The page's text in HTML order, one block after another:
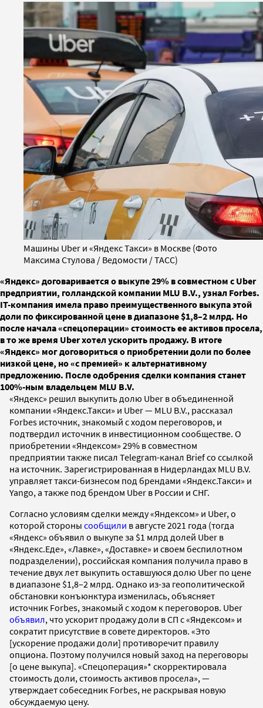
Машины Uber и «Яндекс Такси» в Москве (Фото
Максима Стулова / Ведомости / ТАСС)
«Яндекс» договаривается о выкупе 29% в совместном с Uber
предприятии, голландской компании MLU B.V., узнал Forbes.
IT-компания имела право преимущественного выкупа этой
доли по фиксированной цене в диапазоне $1,8–2 млрд. Но
после начала «спецоперации» стоимость ее активов просела,
в то же время Uber хотел ускорить продажу. В итоге
«Яндекс» мог договориться о приобретении доли по более
низкой цене, но «с премией» к альтернативному
предложению. После одобрения сделки компания станет
100%-ным владельцем MLU B.V.
«Яндекс» решил выкупить долю Uber в объединенной
компании «Яндекс.Такси» и Uber — MLU B.V., рассказал
Forbes источник, знакомый с ходом переговоров, и
подтвердил источник в инвестиционном сообществе. О
приобретении «Яндексом» 29% в совместном
предприятии также писал Telegram-канал Brief со ссылкой
на источник. Зарегистрированная в Нидерландах MLU B.V.
управляет такси-бизнесом под брендами «Яндекс.Такси» и
Yango, а также под брендом Uber в России и СНГ.
Согласно условиям сделки между «Яндексом» и Uber, о
которой стороны сообщили в августе 2021 года (тогда
«Яндекс» объявил о выкупе за $1 млрд долей Uber в
«Яндекс.Еде», «Лавке», «Доставке» и своем беспилотном
подразделении), российская компания получила право в
течение двух лет выкупить оставшуюся долю Uber по цене
в диапазоне $1,8–2 млрд. Однако из-за геополитической
обстановки конъюнктура изменилась, объясняет
источник Forbes, знакомый с ходом к переговоров. Uber
объявил, что ускорит продажу доли в СП с «Яндексом» и
сократит присутствие в совете директоров. «Это
[ускорение продажи доли] противоречит правилу
опциона. Поэтому получился новый заход на переговоры
[о цене выкупа]. «Спецоперация»* скорректировала
стоимость доли, стоимость активов просела», —
утверждает собеседник Forbes, не раскрывая новую
обсуждаемую цену.